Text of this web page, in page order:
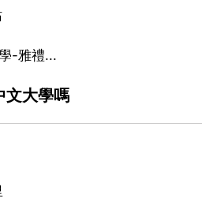
-雅禮...
文大學嗎